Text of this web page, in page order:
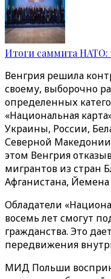
Итоги саммита НАТО:
Венгрия решила
своему, выборочно
определенных
«Национальная
Украины, России,
Северной
этом Венгрия
мигрантов из стран
Афганистана, Йемена
Обладатели
восемь лет смогут
гражданства. Это
передвижения
МИД Польши